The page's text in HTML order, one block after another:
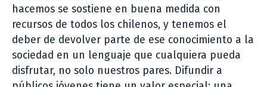
hacemos se sostiene en buena medida con
recursos de todos los chilenos, y tenemos el
deber de devolver parte de ese conocimiento a la
sociedad en un lenguaje que cualquiera pueda
disfrutar, no solo nuestros pares. Difundir a